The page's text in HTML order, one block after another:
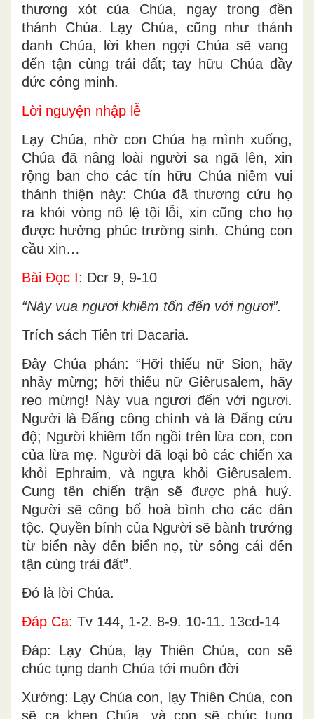
thương xót của Chúa, ngay trong đền
thánh Chúa. Lạy Chúa, cũng như thánh
danh Chúa, lời khen ngợi Chúa sẽ vang
đến tận cùng trái đất; tay hữu Chúa đầy
đức công minh.
Lời nguyện nhập lễ
Lạy Chúa, nhờ con Chúa hạ mình xuống,
Chúa đã nâng loài người sa ngã lên, xin
rộng ban cho các tín hữu Chúa niềm vui
thánh thiện này: Chúa đã thương cứu họ
ra khỏi vòng nô lệ tội lỗi, xin cũng cho họ
được hưởng phúc trường sinh. Chúng con
cầu xin…
Bài Ðọc I: Dcr 9, 9-10
“Này vua ngươi khiêm tốn đến với ngươi”.
Trích sách Tiên tri Dacaria.
Ðây Chúa phán: “Hỡi thiếu nữ Sion, hãy
nhảy mừng; hỡi thiếu nữ Giêrusalem, hãy
reo mừng! Này vua ngươi đến với ngươi.
Người là Ðấng công chính và là Ðấng cứu
độ; Người khiêm tốn ngồi trên lừa con, con
của lừa mẹ. Người đã loại bỏ các chiến xa
khỏi Ephraim, và ngựa khỏi Giêrusalem.
Cung tên chiến trận sẽ được phá huỷ.
Người sẽ công bố hoà bình cho các dân
tộc. Quyền bính của Người sẽ bành trướng
từ biển này đến biển nọ, từ sông cái đến
tận cùng trái đất”.
Ðó là lời Chúa.
Ðáp Ca: Tv 144, 1-2. 8-9. 10-11. 13cd-14
Ðáp: Lạy Chúa, lạy Thiên Chúa, con sẽ
chúc tụng danh Chúa tới muôn đời
Xướng: Lạy Chúa con, lạy Thiên Chúa, con
sẽ ca khen Chúa, và con sẽ chúc tụng